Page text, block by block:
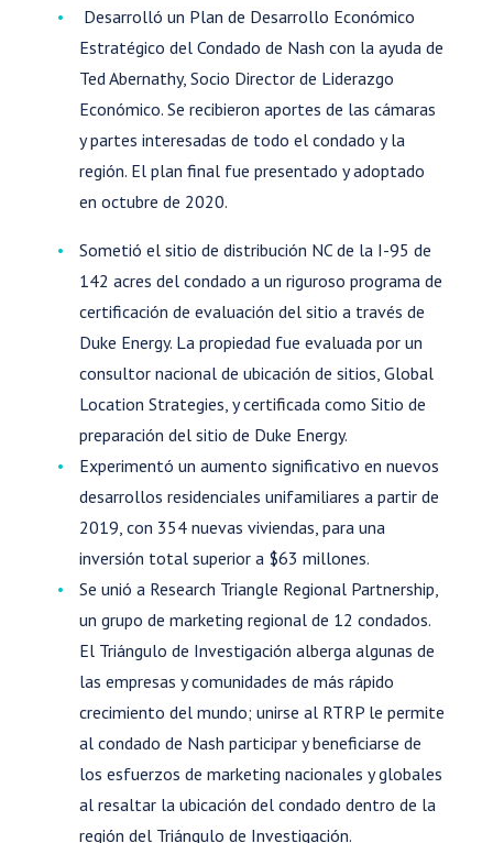
Desarrolló un Plan de Desarrollo Económico
Estratégico del Condado de Nash con la ayuda de
Ted Abernathy, Socio Director de Liderazgo
Económico. Se recibieron aportes de las cámaras
y partes interesadas de todo el condado y la
región. El plan final fue presentado y adoptado
en octubre de 2020.
Sometió el sitio de distribución NC de la I-95 de
142 acres del condado a un riguroso programa de
certificación de evaluación del sitio a través de
Duke Energy. La propiedad fue evaluada por un
consultor nacional de ubicación de sitios, Global
Location Strategies, y certificada como Sitio de
preparación del sitio de Duke Energy.
Experimentó un aumento significativo en nuevos
desarrollos residenciales unifamiliares a partir de
2019, con 354 nuevas viviendas, para una
inversión total superior a $63 millones.
Se unió a Research Triangle Regional Partnership,
un grupo de marketing regional de 12 condados.
El Triángulo de Investigación alberga algunas de
las empresas y comunidades de más rápido
crecimiento del mundo; unirse al RTRP le permite
al condado de Nash participar y beneficiarse de
los esfuerzos de marketing nacionales y globales
al resaltar la ubicación del condado dentro de la
región del Triángulo de Investigación.